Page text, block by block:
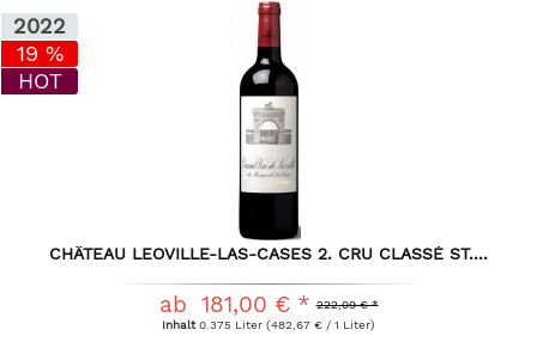
2022
19 %
HOT
CHÂTEAU LEOVILLE-LAS-CASES 2. CRU CLASSÉ ST....
222,09 € *
ab 181,00 € *
Inhalt0.375 Liter(482,67 € / 1 Liter)